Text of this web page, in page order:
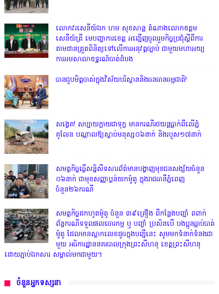
លោក​វរសេនីយ៍ឯក​ ហម​ សុខសាន្ត តំណាង​លោកឧត្តម
សេនីយ៍ត្រី មេបញ្ជាការ​ខេត្ត អញ្ជេីញចូលរួមកិច្ចប្រជុំស្ដីពីការ
តាមដានត្រួតពិនិត្យទៅលេីការអនុវត្តច្បាប់​ ជាមួយមហាអយ្យ
ការអមសាលាឧទ្ឋរណ៍បាត់ដំបង
បានជួបមិត្តចាស់ក្នុងវិស័យបរិស្ថាននិងធនធានធម្មជាតិ!
សង្វេគ! សប្បាយក្លាយជាទុក្ខ មានករណីរថយន្តធ្លាក់ពីលើភ្នំ
គូលែន បណ្ដាលឱ្យស្លាប់មនុស្ស០៦នាក់ និងរបួស១៧នាក់
សមត្ថកិច្ចធ្វើសន្និសីទសារព័ត៌មានបង្ហាញមុខជនសង្ស័យចំនួន
០៦នាក់ ជាមុខសញ្ញាប្លន់យកម៉ូតូ ក្នុងរាជធានីភ្នំពេញ
ចំនួន២៦ករណី
សមត្ថកិច្ចដកហូតម៉ូតូ ចំនួន ៣៩គ្រឿង ពីកន្លែងបញ្ជាំ ពពាក់
ព័ន្ធករណីទទួលផលចោរកម្ម ឬ បញ្ចាំ ប្រសិនបើ បងប្អូនធ្លាប់បាត់
ម៉ូតូ ដែលមានស្លាកលេខដូចក្នុងបញ្ជីនេះ សូមមកទំនាក់ទំនងជា
មួយ អធិការដ្ឋាននគរបាលក្រុងព្រះសីហនុ ខេត្តព្រះសីហនុ
ដោយភ្ជាប់ឯកសារ សម្គាល់មកជាមួយ។
ចំនួនអ្នកទស្សនា